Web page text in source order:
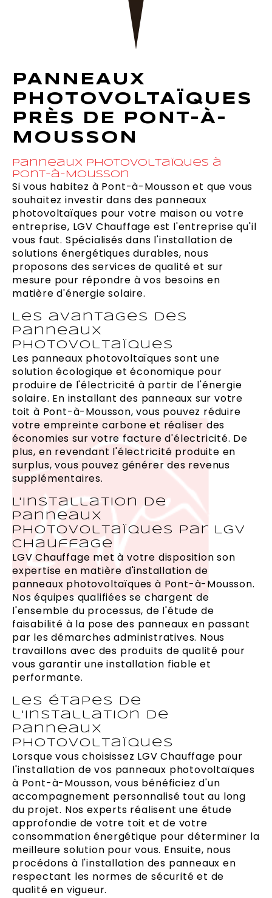
PANNEAUX
PHOTOVOLTAÏQUES
PRÈS DE PONT-À-
MOUSSON
Panneaux photovoltaïques à
Pont-à-Mousson
Si vous habitez à Pont-à-Mousson et que vous
souhaitez investir dans des panneaux
photovoltaïques pour votre maison ou votre
entreprise, LGV Chauffage est l'entreprise qu'il
vous faut. Spécialisés dans l'installation de
solutions énergétiques durables, nous
proposons des services de qualité et sur
mesure pour répondre à vos besoins en
matière d'énergie solaire.
Les avantages des
panneaux
photovoltaïques
Les panneaux photovoltaïques sont une
solution écologique et économique pour
produire de l'électricité à partir de l'énergie
solaire. En installant des panneaux sur votre
toit à Pont-à-Mousson, vous pouvez réduire
votre empreinte carbone et réaliser des
économies sur votre facture d'électricité. De
plus, en revendant l'électricité produite en
surplus, vous pouvez générer des revenus
supplémentaires.
L'installation de
panneaux
photovoltaïques par LGV
Chauffage
LGV Chauffage met à votre disposition son
expertise en matière d'installation de
panneaux photovoltaïques à Pont-à-Mousson.
Nos équipes qualifiées se chargent de
l'ensemble du processus, de l'étude de
faisabilité à la pose des panneaux en passant
par les démarches administratives. Nous
travaillons avec des produits de qualité pour
vous garantir une installation fiable et
performante.
Les étapes de
l'installation de
panneaux
photovoltaïques
Lorsque vous choisissez LGV Chauffage pour
l'installation de vos panneaux photovoltaïques
à Pont-à-Mousson, vous bénéficiez d'un
accompagnement personnalisé tout au long
du projet. Nos experts réalisent une étude
approfondie de votre toit et de votre
consommation énergétique pour déterminer la
meilleure solution pour vous. Ensuite, nous
procédons à l'installation des panneaux en
respectant les normes de sécurité et de
qualité en vigueur.